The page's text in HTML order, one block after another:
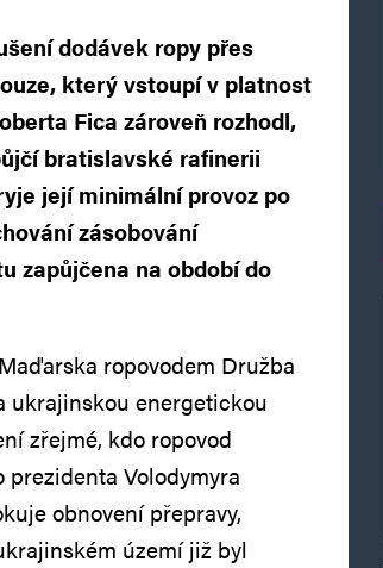
dodávek ropy přes
který vstoupí v platnost
Fica zároveň rozhodl,
bratislavské rafinerii
její minimální provoz po
zásobování
zapůjčena na období do
ropovodem Družba
ukrajinskou energetickou
zřejmé, kdo ropovod
Volodymyra
obnovení přepravy,
území již byl